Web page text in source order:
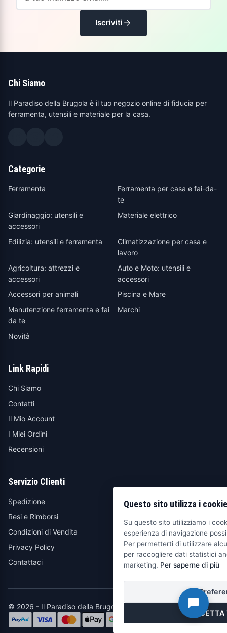
Iscriviti
Chi Siamo
Il Paradiso della Brugola è il tuo negozio online di fiducia per
ferramenta, utensili e materiale per la casa.
Categorie
Ferramenta
Ferramenta per casa e fai-da-
te
Giardinaggio: utensili e
accessori
Materiale elettrico
Edilizia: utensili e ferramenta
Climatizzazione per casa e
lavoro
Agricoltura: attrezzi e
accessori
Auto e Moto: utensili e
accessori
Accessori per animali
Piscina e Mare
Manutenzione ferramenta e fai
da te
Marchi
Novità
Link Rapidi
Chi Siamo
Contatti
Il Mio Account
I Miei Ordini
Recensioni
Servizio Clienti
Spedizione
Resi e Rimborsi
Condizioni di Vendita
Privacy Policy
Contattaci
© 2026 - Il Paradiso della Brugola
Questo sito utilizza i cookie
Su questo sito utilizziamo i
esperienza di navigazione
Per permetterti di utilizzare
per raccogliere dati statistici
marketing. Per saperne di più